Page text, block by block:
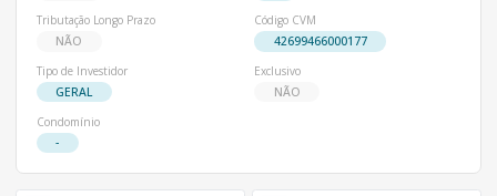
Tributação Longo Prazo
NÃO
Código CVM
42699466000177
Tipo de Investidor
GERAL
Exclusivo
NÃO
Condomínio
-